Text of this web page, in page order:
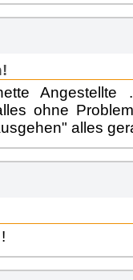
ohne
alles